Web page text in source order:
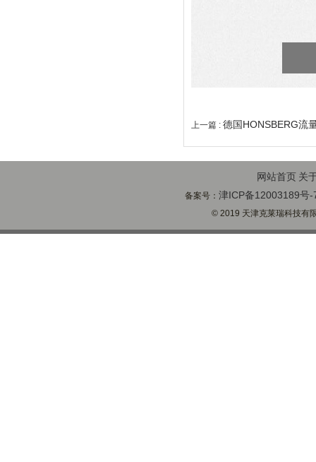
上一篇 : 德国HONSBERG流
网站首页 关
备案号：津ICP备12003189号-
© 2019 天津克莱瑞科技有